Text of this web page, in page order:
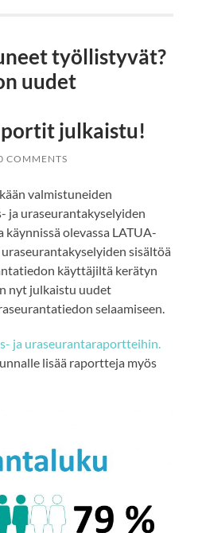
työllistyvät?
uudet
julkaistu!
COMMENTS
valmistuneiden
uraseurantakyselyiden
olevassa LATUA-
sisältöä
käyttäjiltä kerätyn
nyt julkaistu uudet
selaamiseen.
ja uraseurantaraportteihin.
lisää raportteja myös